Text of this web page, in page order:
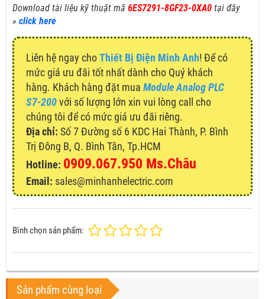
Download tài liệu kỹ thuật mã 6ES7291-8GF23-0XA0 tại đây
» click here
Liên hệ ngay choThiết Bị Điện Minh Anh! Để có
mức giá ưu đãi tốt nhất dành cho Quý khách
hàng. Khách hàng đặt mua Module Analog PLC
S7-200với số lượng lớn xin vui lòng call cho
chúng tôi để có mức giá ưu đãi riêng.
Địa chỉ: Số 7 Đường số 6 KDC Hai Thành, P. Bình
Trị Đông B, Q. Bình Tân, Tp.HCM
Hotline: 0909.067.950 Ms.Châu
Email: sales@minhanhelectric.com
Bình chọn sản phẩm:
Sản phẩm cùng loại